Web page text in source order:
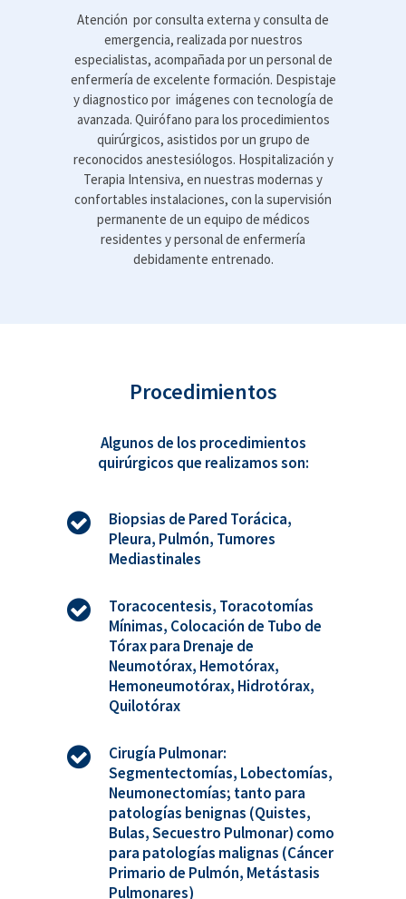
Atención por consulta externa y consulta de
emergencia, realizada por nuestros
especialistas, acompañada por un personal de
enfermería de excelente formación. Despistaje
y diagnostico por imágenes con tecnología de
avanzada. Quirófano para los procedimientos
quirúrgicos, asistidos por un grupo de
reconocidos anestesiólogos. Hospitalización y
Terapia Intensiva, en nuestras modernas y
confortables instalaciones, con la supervisión
permanente de un equipo de médicos
residentes y personal de enfermería
debidamente entrenado.
Procedimientos
Algunos de los procedimientos
quirúrgicos que realizamos son:
Biopsias de Pared Torácica,
Pleura, Pulmón, Tumores
Mediastinales
Toracocentesis, Toracotomías
Mínimas, Colocación de Tubo de
Tórax para Drenaje de
Neumotórax, Hemotórax,
Hemoneumotórax, Hidrotórax,
Quilotórax
Cirugía Pulmonar:
Segmentectomías, Lobectomías,
Neumonectomías; tanto para
patologías benignas (Quistes,
Bulas, Secuestro Pulmonar) como
para patologías malignas (Cáncer
Primario de Pulmón, Metástasis
Pulmonares)